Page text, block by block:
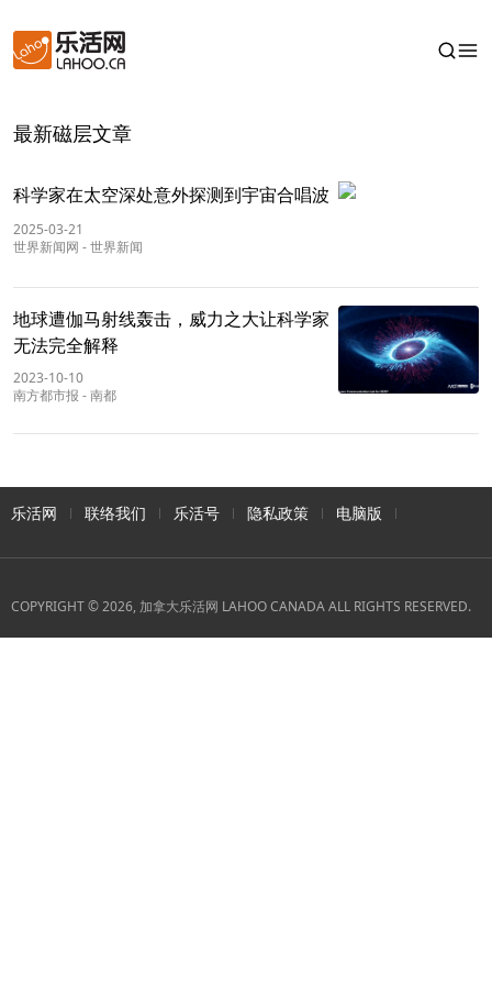
最新磁层文章
科学家在太空深处意外探测到宇宙合唱波
2025-03-21
世界新闻网 -世界新闻
地球遭伽马射线轰击，威力之大让科学家
无法完全解释
2023-10-10
南方都市报 -南都
乐活网 联络我们 乐活号 隐私政策 电脑版
COPYRIGHT © 2026, 加拿大乐活网 LAHOO CANADA ALL RIGHTS RESERVED.